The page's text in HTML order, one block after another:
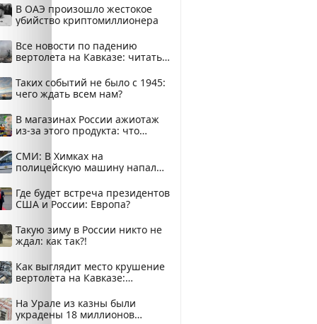
В ОАЭ произошло жестокое
убийство криптомиллионера
Все новости по падению
вертолета на Кавказе: читать
Таких событий не было с 1945:
чего ждать всем нам?
В магазинах России ажиотаж
из-за этого продукта: что
СМИ: В Химках на
полицейскую машину напали
Где будет встреча президентов
США и России: Европа?
Такую зиму в России никто не
ждал: как так?!
Как выглядит место крушение
вертолета на Кавказе:
На Урале из казны были
украдены 18 миллионов